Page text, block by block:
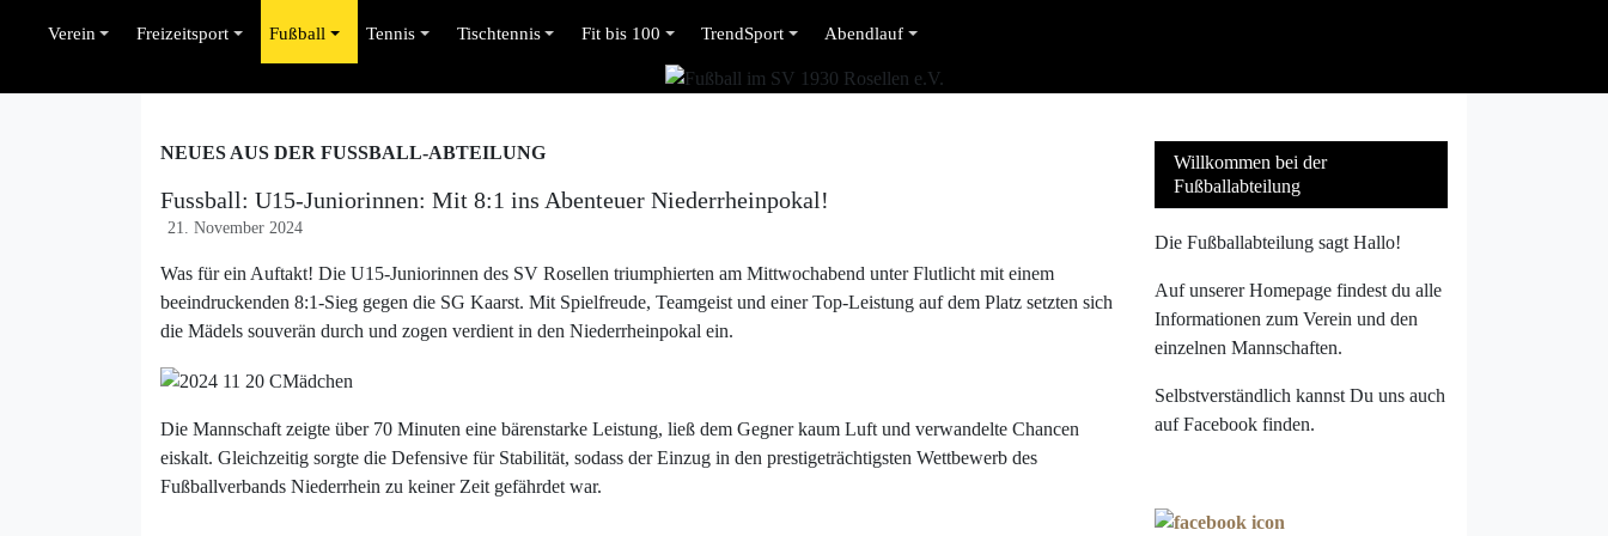
Verein Freizeitsport Fußball Tennis Tischtennis Fit bis 100 TrendSport Abendlauf
NEUES AUS DER FUSSBALL-ABTEILUNG
Fussball: U15-Juniorinnen: Mit 8:1 ins Abenteuer Niederrheinpokal!
21. November 2024
Was für ein Auftakt! Die U15-Juniorinnen des SV Rosellen triumphierten am Mittwochabend unter Flutlicht mit einem
beeindruckenden 8:1-Sieg gegen die SG Kaarst. Mit Spielfreude, Teamgeist und einer Top-Leistung auf dem Platz setzten sich
die Mädels souverän durch und zogen verdient in den Niederrheinpokal ein.
Die Mannschaft zeigte über 70 Minuten eine bärenstarke Leistung, ließ dem Gegner kaum Luft und verwandelte Chancen
eiskalt. Gleichzeitig sorgte die Defensive für Stabilität, sodass der Einzug in den prestigeträchtigsten Wettbewerb des
Fußballverbands Niederrhein zu keiner Zeit gefährdet war.
Willkommen bei der
Fußballabteilung
Die Fußballabteilung sagt Hallo!
Auf unserer Homepage findest du alle
Informationen zum Verein und den
einzelnen Mannschaften.
Selbstverständlich kannst Du uns auch
auf Facebook finden.